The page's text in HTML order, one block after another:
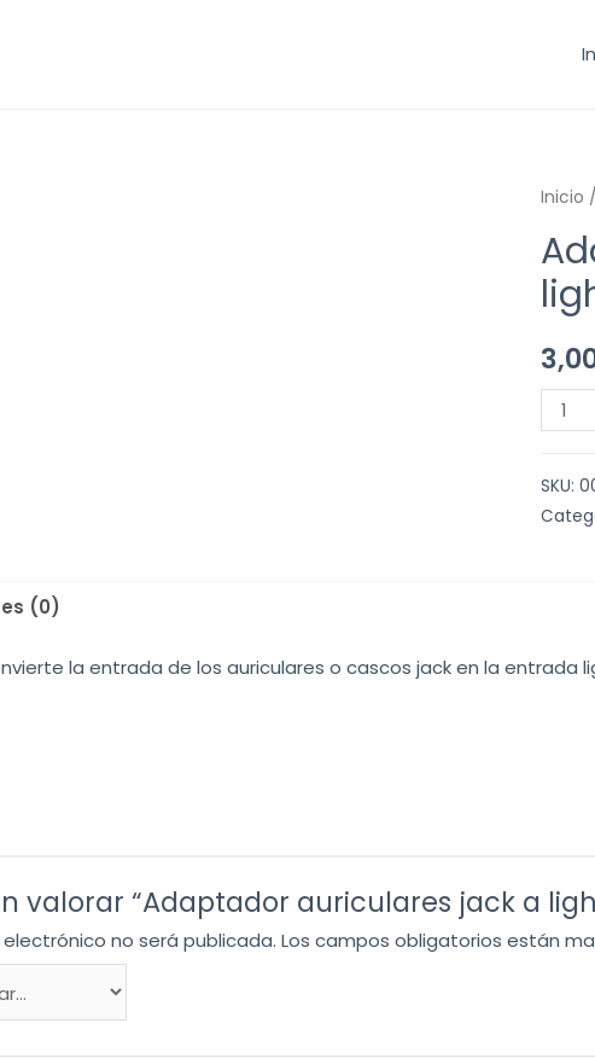
Inicio /
SKU:
(0)
la entrada de los auriculares o cascos jack en la entrada
valorar “Adaptador auriculares jack a
no será publicada. Los campos obligatorios están